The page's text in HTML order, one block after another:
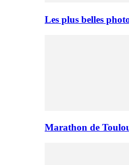
Les plus belles
Marathon de